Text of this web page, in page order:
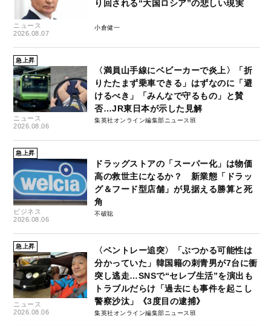
ニュース
2026.08.07
り回される“大国ロシア”の悲しい現実
小倉健一
急上昇
ニュース
2026.08.06
〈満員山手線にベビーカーで炎上〉「折
りたたまず乗車できる」はずなのに「避
けるべき」「みんなで守るもの」と賛
否…JR東日本が示した見解
集英社オンライン編集部ニュース班
急上昇
ビジネス
2026.08.06
ドラッグストアの「スーパー化」は物価
高の救世主になるか？ 新業態「ドラッ
グ＆フード型店舗」が見据える勝算と死
角
不破聡
急上昇
ニュース
2026.08.06
〈ベントレー追突〉「ぶつかる可能性は
分かっていた」韓国籍の刺青男が7台に衝
突し逃走…SNSで“セレブ生活”を演出も
トラブルだらけ「過去にも事件を起こし
警察沙汰」《3度目の逮捕》
集英社オンライン編集部ニュース班